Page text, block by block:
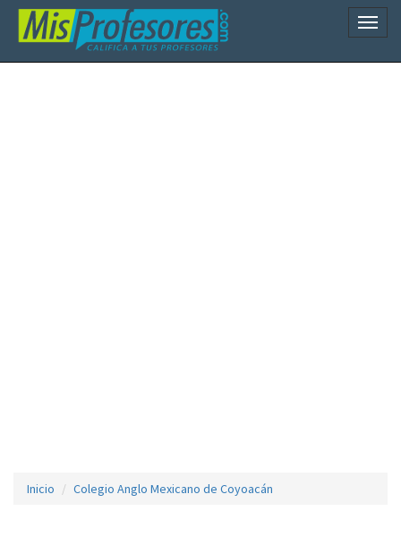
Inicio Colegio Anglo Mexicano de Coyoacán